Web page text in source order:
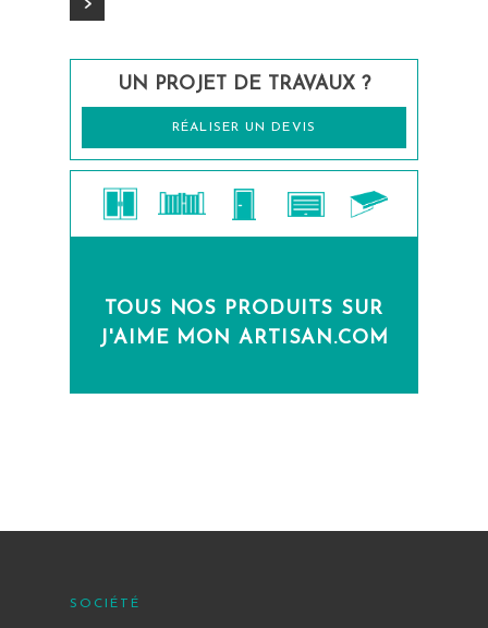
UN PROJET DE TRAVAUX ?
RÉALISER UN DEVIS
TOUS NOS PRODUITS SUR
J'AIME MON ARTISAN.COM
SOCIÉTÉ